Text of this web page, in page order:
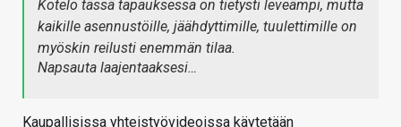
Kotelo tässä tapauksessa on tietysti leveämpi, mutta
kaikille asennustöille, jäähdyttimille, tuulettimille on
myöskin reilusti enemmän tilaa.
Napsauta laajentaaksesi…
Kaupallisissa yhteistyövideoissa käytetään